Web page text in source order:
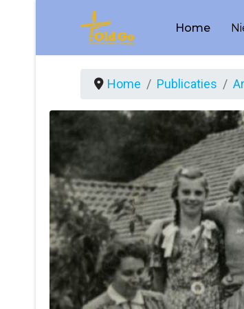
Home
Home Publicaties